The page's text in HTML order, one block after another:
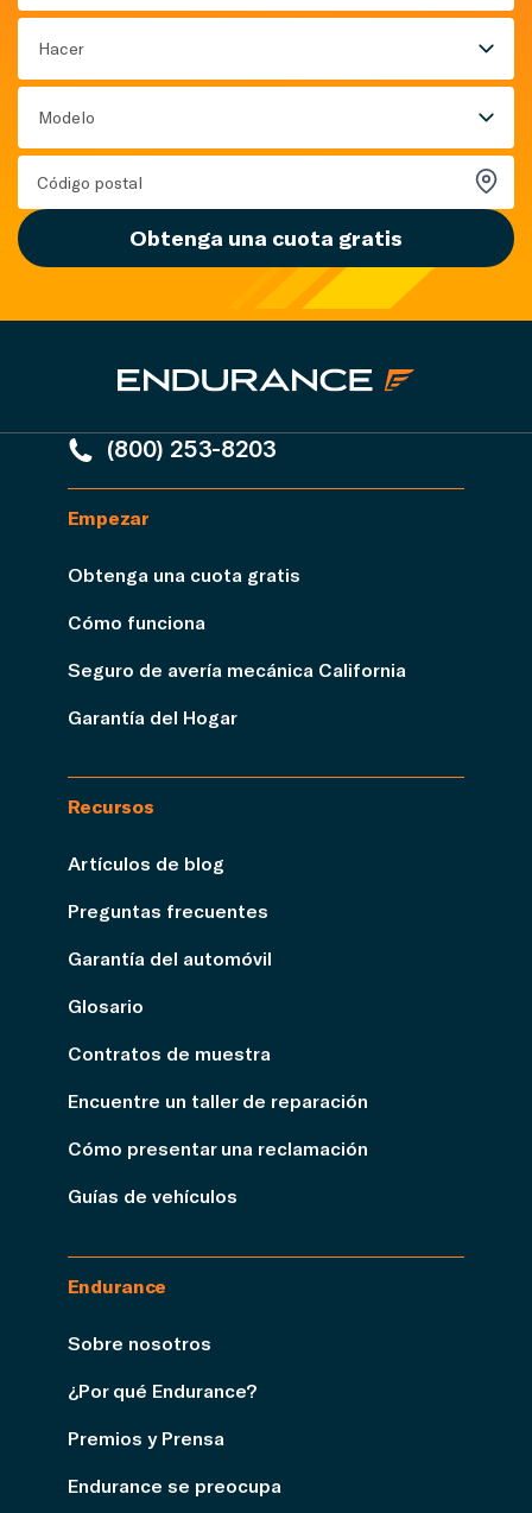
Hacer
Modelo
Obtenga una cuota gratis
(800) 253-8203
Empezar
Obtenga una cuota gratis
Cómo funciona
Seguro de avería mecánica California
Garantía del Hogar
Recursos
Artículos de blog
Preguntas frecuentes
Garantía del automóvil
Glosario
Contratos de muestra
Encuentre un taller de reparación
Cómo presentar una reclamación
Guías de vehículos
Endurance
Sobre nosotros
¿Por qué Endurance?
Premios y Prensa
Endurance se preocupa